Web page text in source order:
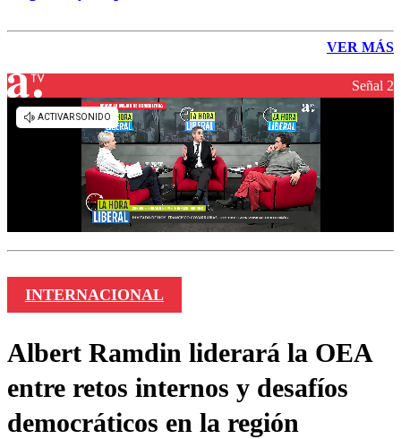
VER MÁS
Señal 2
INTERNACIONAL
Albert Ramdin liderará la OEA
entre retos internos y desafíos
democráticos en la región